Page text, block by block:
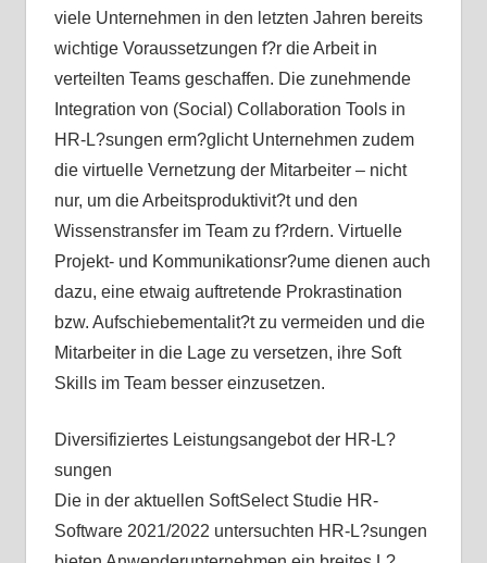
viele Unternehmen in den letzten Jahren bereits
wichtige Voraussetzungen f?r die Arbeit in
verteilten Teams geschaffen. Die zunehmende
Integration von (Social) Collaboration Tools in
HR-L?sungen erm?glicht Unternehmen zudem
die virtuelle Vernetzung der Mitarbeiter – nicht
nur, um die Arbeitsproduktivit?t und den
Wissenstransfer im Team zu f?rdern. Virtuelle
Projekt- und Kommunikationsr?ume dienen auch
dazu, eine etwaig auftretende Prokrastination
bzw. Aufschiebementalit?t zu vermeiden und die
Mitarbeiter in die Lage zu versetzen, ihre Soft
Skills im Team besser einzusetzen.
Diversifiziertes Leistungsangebot der HR-L?
sungen
Die in der aktuellen SoftSelect Studie HR-
Software 2021/2022 untersuchten HR-L?sungen